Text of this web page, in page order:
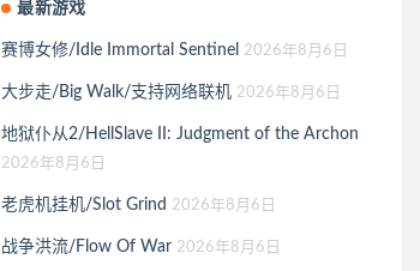
最新游戏
赛博女修/Idle Immortal Sentinel 2026年8月6日
大步走/Big Walk/支持网络联机 2026年8月6日
地狱仆从2/HellSlave II: Judgment of the Archon
2026年8月6日
老虎机挂机/Slot Grind 2026年8月6日
战争洪流/Flow Of War 2026年8月6日